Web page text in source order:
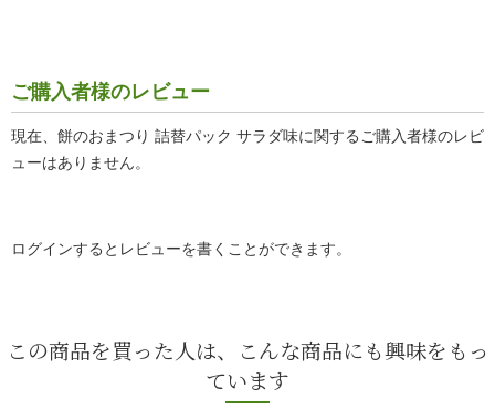
ご購入者様のレビュー
現在、餅のおまつり 詰替パック サラダ味に関するご購入者様のレビ
ューはありません。
ログインするとレビューを書くことができます。
この商品を買った人は、こんな商品にも興味をもっ
ています